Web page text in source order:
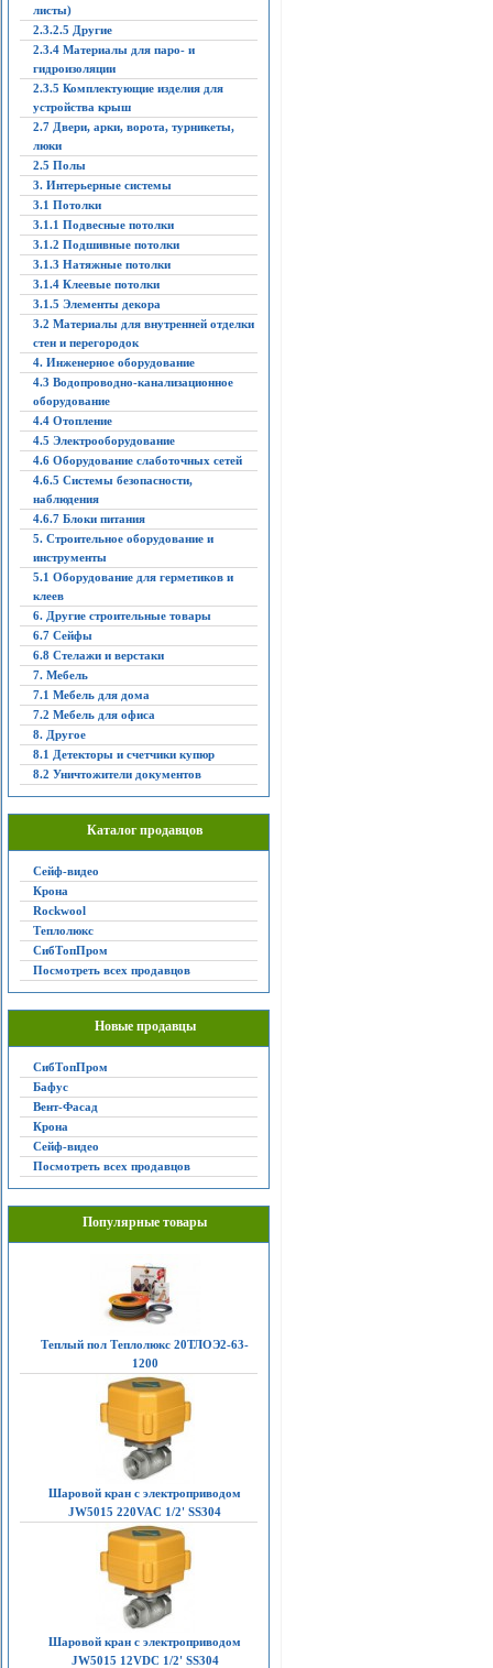
листы)
2.3.2.5 Другие
2.3.4 Материалы для паро- и
гидроизоляции
2.3.5 Комплектующие изделия для
устройства крыш
2.7 Двери, арки, ворота, турникеты,
люки
2.5 Полы
3. Интерьерные системы
3.1 Потолки
3.1.1 Подвесные потолки
3.1.2 Подшивные потолки
3.1.3 Натяжные потолки
3.1.4 Клеевые потолки
3.1.5 Элементы декора
3.2 Материалы для внутренней отделки
стен и перегородок
4. Инженерное оборудование
4.3 Водопроводно-канализационное
оборудование
4.4 Отопление
4.5 Электрооборудование
4.6 Оборудование слаботочных сетей
4.6.5 Системы безопасности,
наблюдения
4.6.7 Блоки питания
5. Строительное оборудование и
инструменты
5.1 Оборудование для герметиков и
клеев
6. Другие строительные товары
6.7 Сейфы
6.8 Стелажи и верстаки
7. Мебель
7.1 Мебель для дома
7.2 Мебель для офиса
8. Другое
8.1 Детекторы и счетчики купюр
8.2 Уничтожители документов
Каталог продавцов
Сейф-видео
Крона
Rockwool
Теплолюкс
СибТопПром
Посмотреть всех продавцов
Новые продавцы
СибТопПром
Бафус
Вент-Фасад
Крона
Сейф-видео
Посмотреть всех продавцов
Популярные товары
Теплый пол Теплолюкс 20ТЛОЭ2-63-
1200
Шаровой кран с электроприводом
JW5015 220VAC 1/2' SS304
Шаровой кран с электроприводом
JW5015 12VDC 1/2' SS304